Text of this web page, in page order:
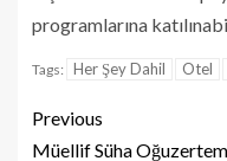
programlarına
Tags: Her Şey Dahil Otel
Previous
Müellif Süha Oğuzertem